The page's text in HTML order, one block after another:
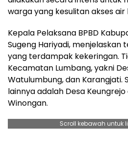
warga yang kesulitan akses air
Kepala Pelaksana BPBD
Sugeng Hariyadi,
yang terdampak kekeringan.
Kecamatan Lumbang, yakni
Watulumbung, dan Karangjati.
lainnya adalah Desa
Winongan.
Scroll kebawah untuk